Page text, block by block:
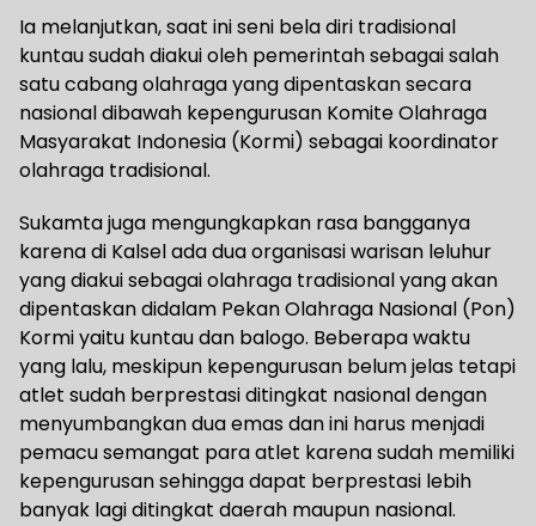
Ia melanjutkan, saat ini seni bela diri tradisional
kuntau sudah diakui oleh pemerintah sebagai salah
satu cabang olahraga yang dipentaskan secara
nasional dibawah kepengurusan Komite Olahraga
Masyarakat Indonesia (Kormi) sebagai koordinator
olahraga tradisional.
Sukamta juga mengungkapkan rasa bangganya
karena di Kalsel ada dua organisasi warisan leluhur
yang diakui sebagai olahraga tradisional yang akan
dipentaskan didalam Pekan Olahraga Nasional (Pon)
Kormi yaitu kuntau dan balogo. Beberapa waktu
yang lalu, meskipun kepengurusan belum jelas tetapi
atlet sudah berprestasi ditingkat nasional dengan
menyumbangkan dua emas dan ini harus menjadi
pemacu semangat para atlet karena sudah memiliki
kepengurusan sehingga dapat berprestasi lebih
banyak lagi ditingkat daerah maupun nasional.